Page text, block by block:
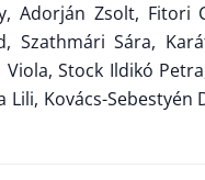
Adorján Zsolt, Fitori
Szathmári Sára,
Viola, Stock Ildikó
Lili, Kovács-